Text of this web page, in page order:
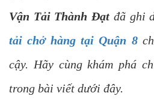
Vận Tải Thành Đạt đã ghi
tải chở hàng tại Quận 8
cậy. Hãy cùng khám phá
trong bài viết dưới đây.